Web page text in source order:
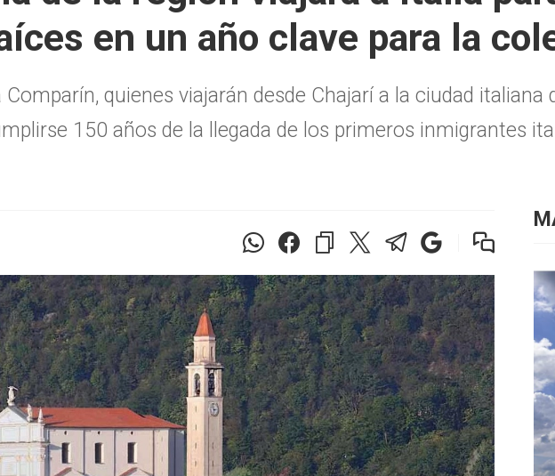
en un año clave para la
quienes viajarán desde Chajarí a la ciudad italiana
150 años de la llegada de los primeros inmigrantes